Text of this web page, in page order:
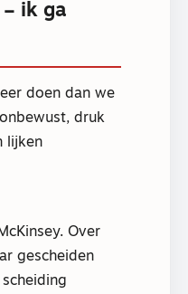
ik ga
doen dan we
druk
lijken
Over
gescheiden